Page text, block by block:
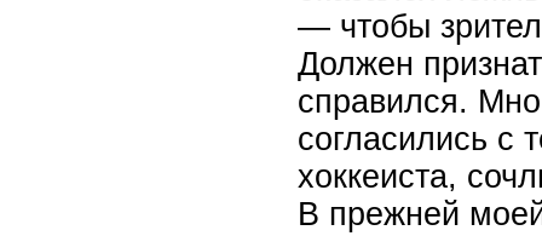
— чтобы
Должен
справился.
согласились с
хоккеиста,
В прежней